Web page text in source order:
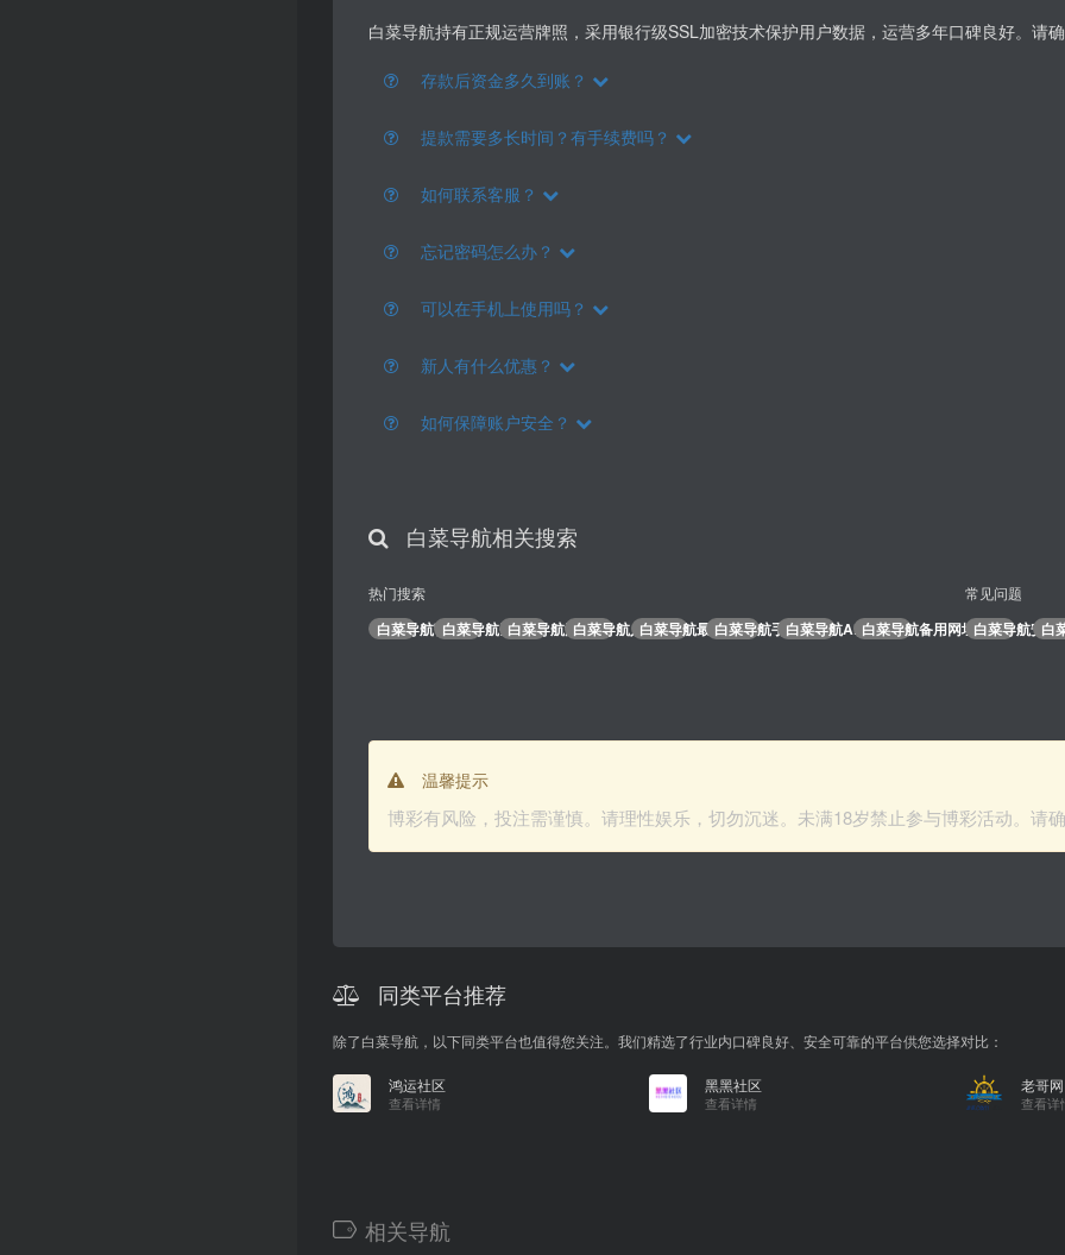
白菜导航持有正规运营牌照，采用银行级SSL加密技术保护用户数据，运营多年口碑良好。请
存款后资金多久到账？
提款需要多长时间？有手续费吗？
如何联系客服？
忘记密码怎么办？
可以在手机上使用吗？
新人有什么优惠？
如何保障账户安全？
白菜导航相关搜索
热门搜索
白菜导航官网白菜导航登录白菜导航注册白菜导航入口白菜导航最新地址白菜导航手机版白菜导航APP下载白菜导航备用网址
常见问题
白菜导航安全
白
温馨提示
博彩有风险，投注需谨慎。请理性娱乐，切勿沉迷。未满18岁禁止参与博彩活动。请
同类平台推荐
除了白菜导航，以下同类平台也值得您关注。我们精选了行业内口碑良好、安全可靠的平台供您选择对比：
鸿运社区
查看详情
黑黑社区
查看详情
老哥网
查看详
相关导航